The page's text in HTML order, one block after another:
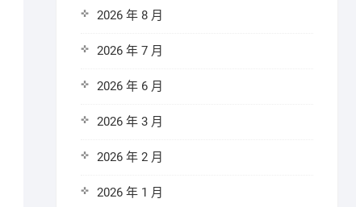
2026 年 8 月
2026 年 7 月
2026 年 6 月
2026 年 3 月
2026 年 2 月
2026 年 1 月